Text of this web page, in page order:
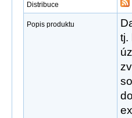
Distribuce
Popis produktu
tj.